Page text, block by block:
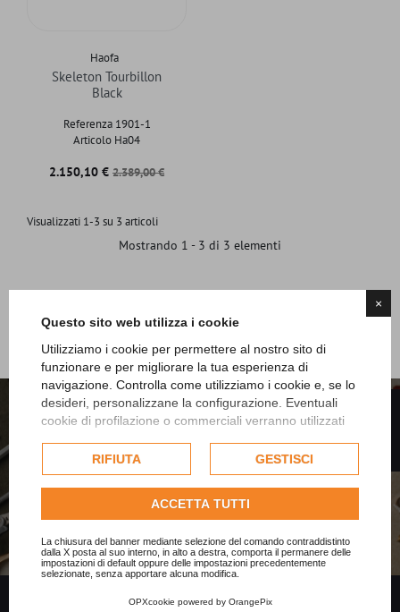
×
Questo sito web utilizza i cookie
Utilizziamo i cookie per permettere al nostro sito di
funzionare e per migliorare la tua esperienza di
navigazione. Controlla come utilizziamo i cookie e, se lo
desideri, personalizzane la configurazione. Eventuali
cookie di profilazione o commerciali verranno utilizzati
dell'utente e, se consentito, potrebbero essere utilizzati
per personalizzare gli annunci pubblicitari. Per ulteriori
informazioni su come Google utilizza i dati raccolti,
politica sulla privacy di Google
Consulta l'informativa cookie completa.
RIFIUTA GESTISCI
ACCETTA TUTTI
La chiusura del banner mediante selezione del comando contraddistinto
dalla X posta al suo interno, in alto a destra, comporta il permanere delle
impostazioni di default oppure delle impostazioni precedentemente
selezionate, senza apportare alcuna modifica.
OPXcookie powered by OrangePix
Haofa
Skeleton Tourbillon
Black
Referenza 1901-1
Articolo Ha04
Prezzo
2.150,10 € Prezzo base
2.389,00 €
Visualizzati 1-3 su 3 articoli
Mostrando 1 - 3 di 3 elementi
Iscriviti alla nostra Newsletter
Il tuo indirizzo mail non verrà ceduto a società terze ne riceverai
comunicazioni inutili.